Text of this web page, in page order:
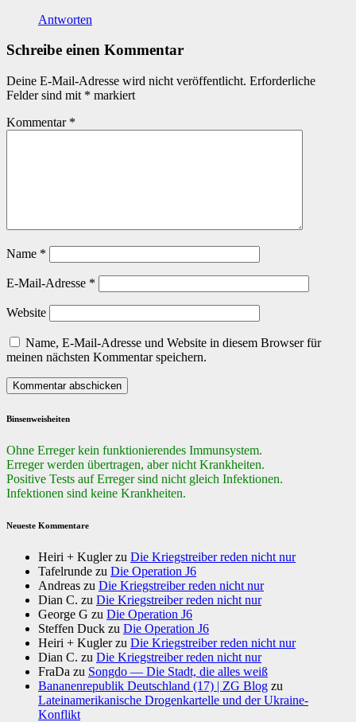
Antworten
Schreibe einen Kommentar
Deine E-Mail-Adresse wird nicht veröffentlicht. Erforderliche
Felder sind mit * markiert
Kommentar *
Name *
E-Mail-Adresse *
Website
Name, E-Mail-Adresse und Website in diesem Browser für
meinen nächsten Kommentar speichern.
Binsenweisheiten
Ohne Erreger kein funktionierendes Immunsystem.
Erreger werden übertragen, aber nicht Krankheiten.
Positive Tests auf Erreger sind nicht gleich Infektionen.
Infektionen sind keine Krankheiten.
Neueste Kommentare
Heiri + Kuglerzu Die Kriegstreiber reden nicht nur
Tafelrunde zu Die Operation J6
Andreas zu Die Kriegstreiber reden nicht nur
Dian C. zu Die Kriegstreiber reden nicht nur
George G zu Die Operation J6
Steffen Duck zu Die Operation J6
Heiri + Kuglerzu Die Kriegstreiber reden nicht nur
Dian C. zu Die Kriegstreiber reden nicht nur
FraDa zu Songdo — Die Stadt, die alles weiß
Bananenrepublik Deutschland (17) | ZG Blog zu
Lateinamerikanische Drogenkartelle und der Ukraine-
Konflikt